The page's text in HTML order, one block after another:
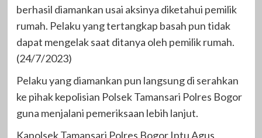
berhasil diamankan usai aksinya diketahui pemilik
rumah. Pelaku yang tertangkap basah pun tidak
dapat mengelak saat ditanya oleh pemilik rumah.
(24/7/2023)
Pelaku yang diamankan pun langsung di serahkan
ke pihak kepolisian Polsek Tamansari Polres Bogor
guna menjalani pemeriksaan lebih lanjut.
Kapolsek Tamansari Polres Bogor Iptu Agus